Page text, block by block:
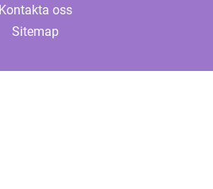
Kontakta oss
Sitemap